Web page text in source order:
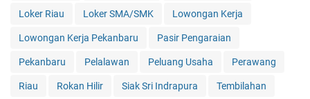
Loker Riau Loker SMA/SMK Lowongan Kerja
Lowongan Kerja Pekanbaru Pasir Pengaraian
Pekanbaru Pelalawan Peluang Usaha Perawang
Riau Rokan Hilir Siak Sri Indrapura Tembilahan